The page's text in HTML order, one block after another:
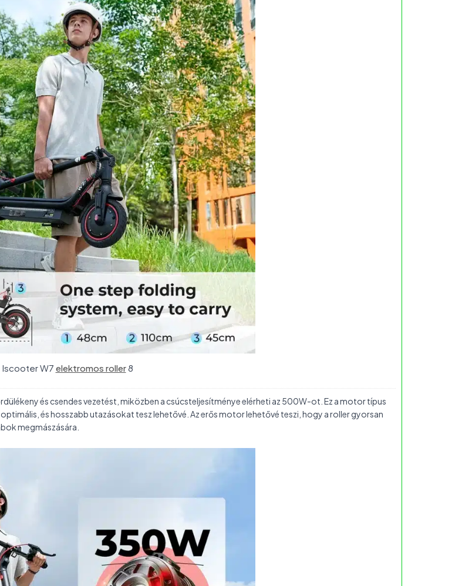
Iscooter W7 elektromos roller8
és csendes vezetést, miközben a csúcsteljesítménye elérheti az 500W-ot. Ez a motor típus
és hosszabb utazásokat tesz lehetővé. Az erős motor lehetővé teszi, hogy a roller gyorsan
megmászására.